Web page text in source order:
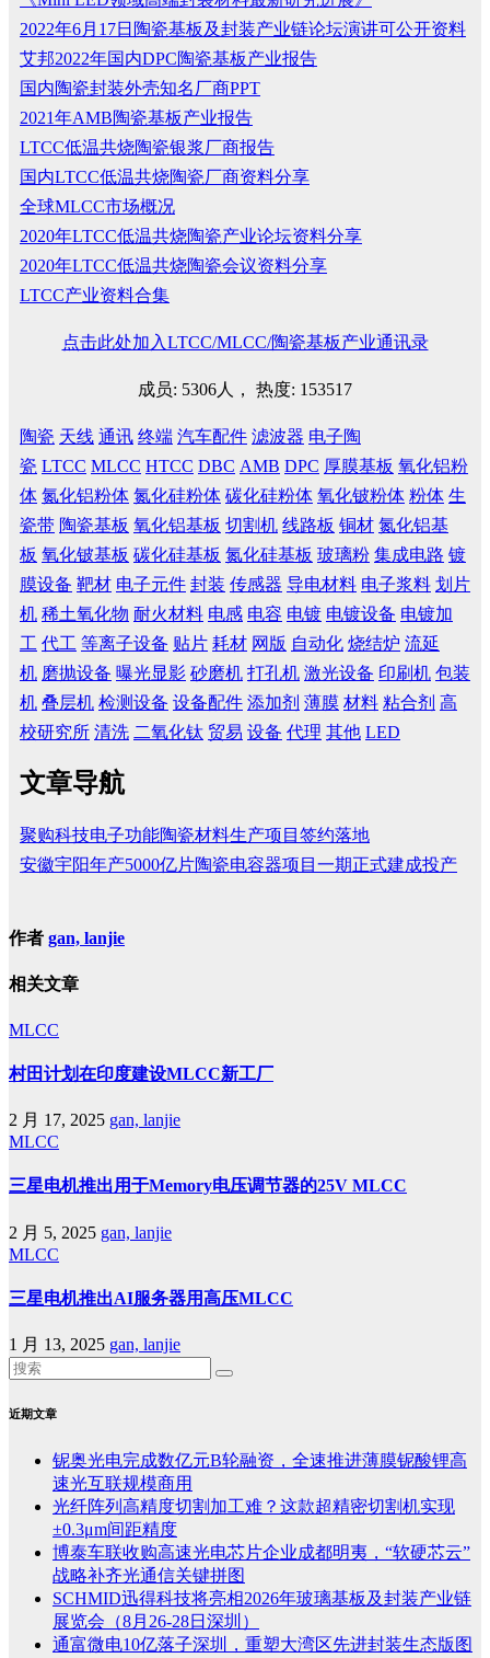
2022年6月17日陶瓷基板及封装产业链论坛演讲可公开资料
艾邦2022年国内DPC陶瓷基板产业报告
国内陶瓷封装外壳知名厂商PPT
2021年AMB陶瓷基板产业报告
LTCC低温共烧陶瓷银浆厂商报告
国内LTCC低温共烧陶瓷厂商资料分享
全球MLCC市场概况
2020年LTCC低温共烧陶瓷产业论坛资料分享
2020年LTCC低温共烧陶瓷会议资料分享
LTCC产业资料合集
点击此处加入LTCC/MLCC/陶瓷基板产业通讯录
成员: 5306人， 热度: 153517
陶瓷 天线 通讯 终端 汽车配件 滤波器 电子陶
瓷 LTCC MLCC HTCC DBC AMB DPC 厚膜基板 氧化铝粉
体 氮化铝粉体 氮化硅粉体 碳化硅粉体 氧化铍粉体 粉体 生
瓷带 陶瓷基板 氧化铝基板 切割机 线路板 铜材 氮化铝基
板 氧化铍基板 碳化硅基板 氮化硅基板 玻璃粉 集成电路 镀
膜设备 靶材 电子元件 封装 传感器 导电材料 电子浆料 划片
机 稀土氧化物 耐火材料 电感 电容 电镀 电镀设备 电镀加
工 代工 等离子设备 贴片 耗材 网版 自动化 烧结炉 流延
机 磨抛设备 曝光显影 砂磨机 打孔机 激光设备 印刷机 包装
机 叠层机 检测设备 设备配件 添加剂 薄膜 材料 粘合剂 高
校研究所 清洗 二氧化钛 贸易 设备 代理 其他 LED
文章导航
聚购科技电子功能陶瓷材料生产项目签约落地
安徽宇阳年产5000亿片陶瓷电容器项目一期正式建成投产
作者 gan, lanjie
相关文章
MLCC
村田计划在印度建设MLCC新工厂
2 月 17, 2025 gan, lanjie
MLCC
三星电机推出用于Memory电压调节器的25V MLCC
2 月 5, 2025 gan, lanjie
MLCC
三星电机推出AI服务器用高压MLCC
1 月 13, 2025 gan, lanjie
近期文章
铌奥光电完成数亿元B轮融资，全速推进薄膜铌酸锂高
速光互联规模商用
光纤阵列高精度切割加工难？这款超精密切割机实现
±0.3μm间距精度
博泰车联收购高速光电芯片企业成都明夷，“软硬芯云”
战略补齐光通信关键拼图
SCHMID迅得科技将亮相2026年玻璃基板及封装产业链
展览会（8月26-28日深圳）
通富微电10亿落子深圳，重塑大湾区先进封装生态版图